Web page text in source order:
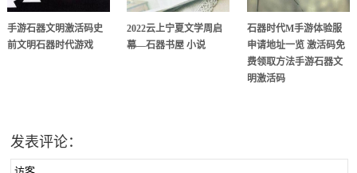
手游石器文明激活码史
前文明石器时代游戏
2022云上宁夏文学周启
幕—石器书屋 小说
石器时代M手游体验服
申请地址一览 激活码免
费领取方法手游石器文
明激活码
发表评论：